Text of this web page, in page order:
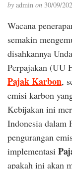
by admin on 30/09/
Wacana
semakin
disahkannya
Perpajakan (UU
Pajak Karbon,
emisi karbon
Kebijakan ini
Indonesia dalam
pengurangan
implementasi
apakah ini akan